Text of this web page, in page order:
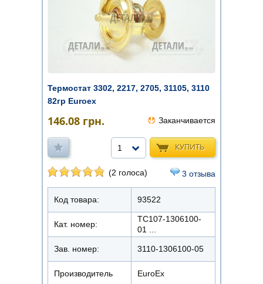
Термостат 3302, 2217, 2705, 31105, 3110
82гр Euroex
146.08 грн. Заканчивается
КУПИТЬ
1
(2 голоса) 3 отзыва
Код товара: 93522
Кат. номер:
ТС107-1306100-
01 ...
Зав. номер: 3110-1306100-05
Производитель EuroEx